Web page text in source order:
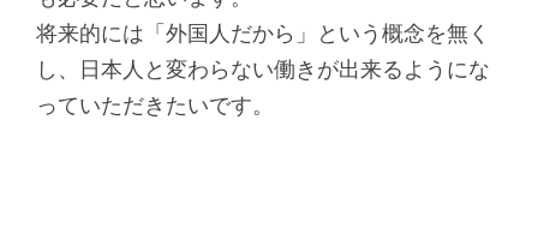
将来的には「外国人だから」という概念を無く
し、日本人と変わらない働きが出来るようにな
っていただきたいです。